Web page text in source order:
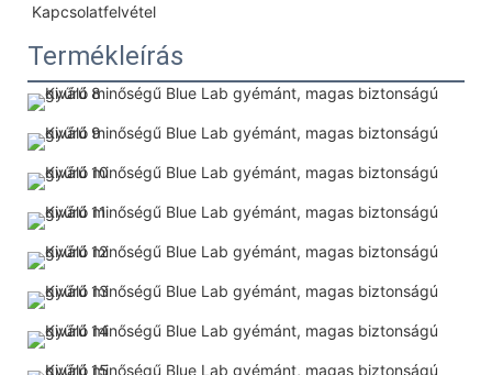
Kapcsolatfelvétel
Termékleírás